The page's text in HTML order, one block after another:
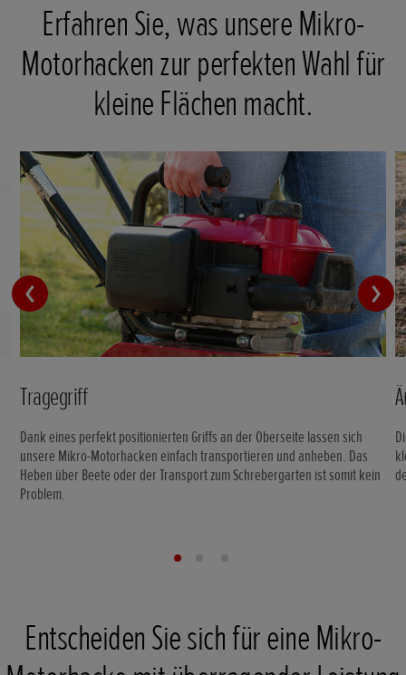
Erfahren Sie, was unsere Mikro-
Motorhacken zur perfekten Wahl für
kleine Flächen macht.
Tragegriff
Dank eines perfekt positionierten Griffs an der Oberseite lassen sich
unsere Mikro-Motorhacken einfach transportieren und anheben. Das
Heben über Beete oder der Transport zum Schrebergarten ist somit kein
Problem.
Entscheiden Sie sich für eine Mikro-